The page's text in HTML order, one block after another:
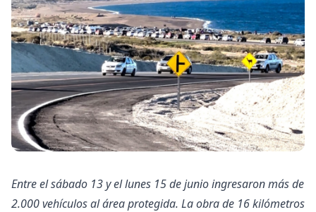
Entre el sábado 13 y el lunes 15 de junio ingresaron más de
2.000 vehículos al área protegida. La obra de 16 kilómetros